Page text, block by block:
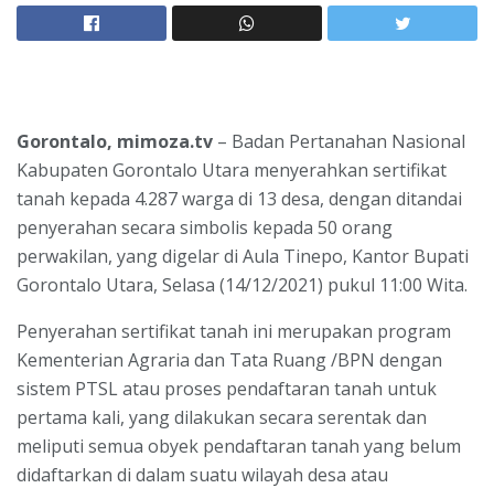
Gorontalo, mimoza.tv – Badan Pertanahan Nasional
Kabupaten Gorontalo Utara menyerahkan sertifikat
tanah kepada 4.287 warga di 13 desa, dengan ditandai
penyerahan secara simbolis kepada 50 orang
perwakilan, yang digelar di Aula Tinepo, Kantor Bupati
Gorontalo Utara, Selasa (14/12/2021) pukul 11:00 Wita.
Penyerahan sertifikat tanah ini merupakan program
Kementerian Agraria dan Tata Ruang /BPN dengan
sistem PTSL atau proses pendaftaran tanah untuk
pertama kali, yang dilakukan secara serentak dan
meliputi semua obyek pendaftaran tanah yang belum
didaftarkan di dalam suatu wilayah desa atau